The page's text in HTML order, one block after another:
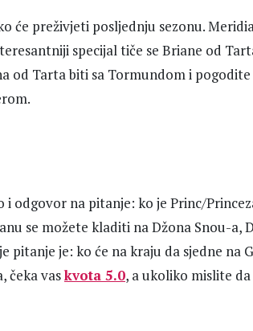
će preživjeti posljednju sezonu.
specijal tiče se Briane od
od Tarta biti sa Tormundom i pogodite
i odgovor na pitanje: ko je Princ/
se možete kladiti na Džona Snou-a,
pitanje je: ko će na kraju da sjedne na
čeka vaskvota 5.0, a ukoliko mislite